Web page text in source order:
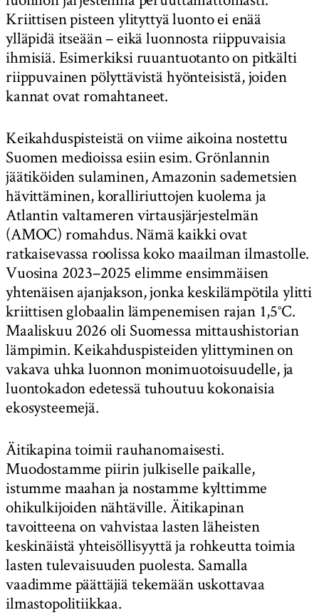
Kriittisen pisteen ylityttyä luonto ei enää
ylläpidä itseään – eikä luonnosta riippuvaisia
ihmisiä. Esimerkiksi ruuantuotanto on pitkälti
riippuvainen pölyttävistä hyönteisistä, joiden
kannat ovat romahtaneet.
Keikahduspisteistä on viime aikoina nostettu
Suomen medioissa esiin esim. Grönlannin
jäätiköiden sulaminen, Amazonin sademetsien
hävittäminen, koralliriuttojen kuolema ja
Atlantin valtameren virtausjärjestelmän
(AMOC) romahdus. Nämä kaikki ovat
ratkaisevassa roolissa koko maailman ilmastolle.
Vuosina 2023–2025 elimme ensimmäisen
yhtenäisen ajanjakson, jonka keskilämpötila ylitti
kriittisen globaalin lämpenemisen rajan 1,5°C.
Maaliskuu 2026 oli Suomessa mittaushistorian
lämpimin. Keikahduspisteiden ylittyminen on
vakava uhka luonnon monimuotoisuudelle, ja
luontokadon edetessä tuhoutuu kokonaisia
ekosysteemejä.
Äitikapina toimii rauhanomaisesti.
Muodostamme piirin julkiselle paikalle,
istumme maahan ja nostamme kylttimme
ohikulkijoiden nähtäville. Äitikapinan
tavoitteena on vahvistaa lasten läheisten
keskinäistä yhteisöllisyyttä ja rohkeutta toimia
lasten tulevaisuuden puolesta. Samalla
vaadimme päättäjiä tekemään uskottavaa
ilmastopolitiikkaa.